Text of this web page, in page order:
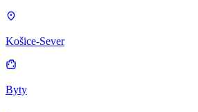
Košice-Sever
Byty